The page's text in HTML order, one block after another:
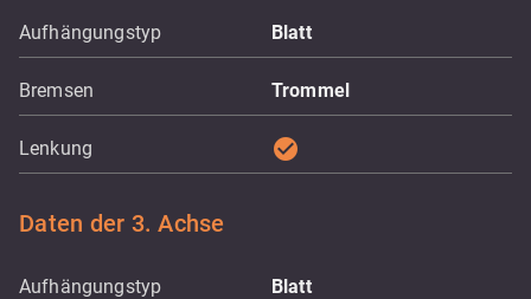
Aufhängungstyp Blatt
Bremsen Trommel
Lenkung check_circle
Daten der 3. Achse
Aufhängungstyp Blatt